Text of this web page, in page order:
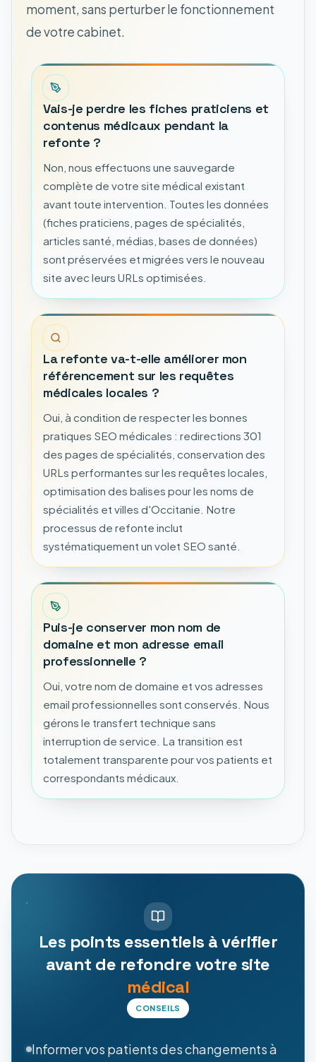
moment, sans perturber le fonctionnement
de votre cabinet.
Vais-je perdre les fiches praticiens et
contenus médicaux pendant la
refonte ?
Non, nous effectuons une sauvegarde
complète de votre site médical existant
avant toute intervention. Toutes les données
(fiches praticiens, pages de spécialités,
articles santé, médias, bases de données)
sont préservées et migrées vers le nouveau
site avec leurs URLs optimisées.
La refonte va-t-elle améliorer mon
référencement sur les requêtes
médicales locales ?
Oui, à condition de respecter les bonnes
pratiques SEO médicales : redirections 301
des pages de spécialités, conservation des
URLs performantes sur les requêtes locales,
optimisation des balises pour les noms de
spécialités et villes d'Occitanie. Notre
processus de refonte inclut
systématiquement un volet SEO santé.
Puis-je conserver mon nom de
domaine et mon adresse email
professionnelle ?
Oui, votre nom de domaine et vos adresses
email professionnelles sont conservés. Nous
gérons le transfert technique sans
interruption de service. La transition est
totalement transparente pour vos patients et
correspondants médicaux.
Les points essentiels à vérifier
avant de refondre votre site
médical
CONSEILS
Informer vos patients des changements à